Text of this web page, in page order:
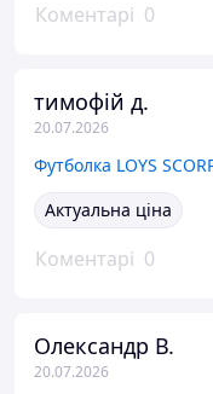
Коментарі 0
тимофій д.
20.07.2026
Актуальна ціна
Коментарі 0
Олександр В.
20.07.2026